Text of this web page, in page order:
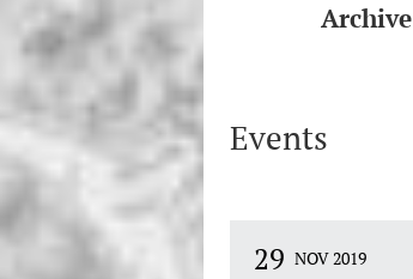
Archive
Events
29 NOV 2019